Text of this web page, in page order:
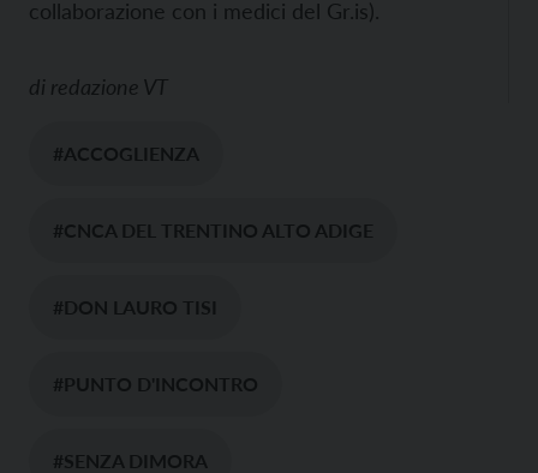
collaborazione con i medici del Gr.is).
di redazione VT
#ACCOGLIENZA
#CNCA DEL TRENTINO ALTO ADIGE
#DON LAURO TISI
#PUNTO D'INCONTRO
#SENZA DIMORA